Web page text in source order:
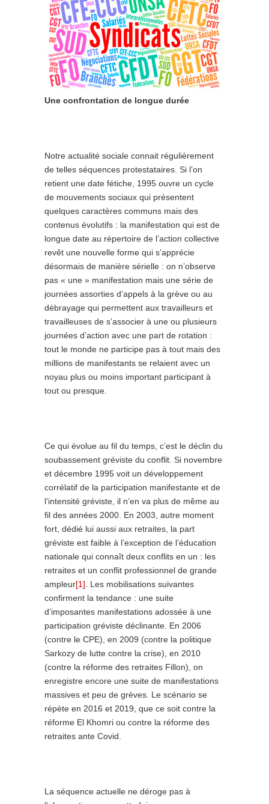
Une confrontation de longue durée
Notre actualité sociale connait régulièrement
de telles séquences protestataires. Si l’on
retient une date fétiche, 1995 ouvre un cycle
de mouvements sociaux qui présentent
quelques caractères communs mais des
contenus évolutifs : la manifestation qui est de
longue date au répertoire de l’action collective
revêt une nouvelle forme qui s’apprécie
désormais de manière sérielle : on n’observe
pas « une » manifestation mais une série de
journées assorties d’appels à la grève ou au
débrayage qui permettent aux travailleurs et
travailleuses de s’associer à une ou plusieurs
journées d’action avec une part de rotation :
tout le monde ne participe pas à tout mais des
millions de manifestants se relaient avec un
noyau plus ou moins important participant à
tout ou presque.
Ce qui évolue au fil du temps, c’est le déclin du
soubassement gréviste du conflit. Si novembre
et décembre 1995 voit un développement
corrélatif de la participation manifestante et de
l’intensité gréviste, il n’en va plus de même au
fil des années 2000. En 2003, autre moment
fort, dédié lui aussi aux retraites, la part
gréviste est faible à l’exception de l’éducation
nationale qui connaît deux conflits en un : les
retraites et un conflit professionnel de grande
ampleur[1] . Les mobilisations suivantes
confirment la tendance : une suite
d’imposantes manifestations adossée à une
participation gréviste déclinante. En 2006
(contre le CPE), en 2009 (contre la politique
Sarkozy de lutte contre la crise), en 2010
(contre la réforme des retraites Fillon), on
enregistre encore une suite de manifestations
massives et peu de grèves. Le scénario se
répète en 2016 et 2019, que ce soit contre la
réforme El Khomri ou contre la réforme des
retraites ante Covid.
La séquence actuelle ne déroge pas à